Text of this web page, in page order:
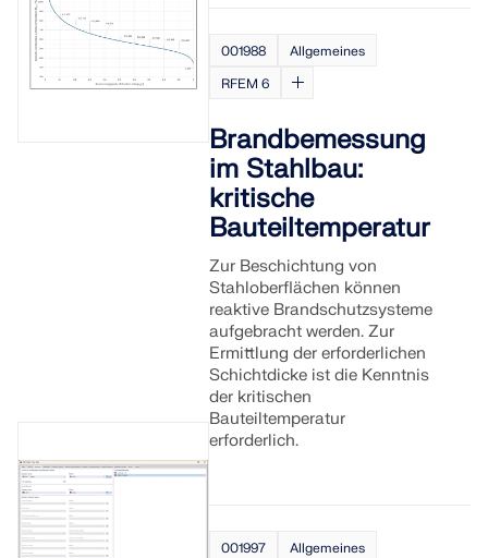
001988
Allgemeines
RFEM 6
Brandbemessung
im Stahlbau:
kritische
Bauteiltemperatur
Zur Beschichtung von
Stahloberflächen können
reaktive Brandschutzsysteme
aufgebracht werden. Zur
Ermittlung der erforderlichen
Schichtdicke ist die Kenntnis
der kritischen
Bauteiltemperatur
erforderlich.
001997
Allgemeines